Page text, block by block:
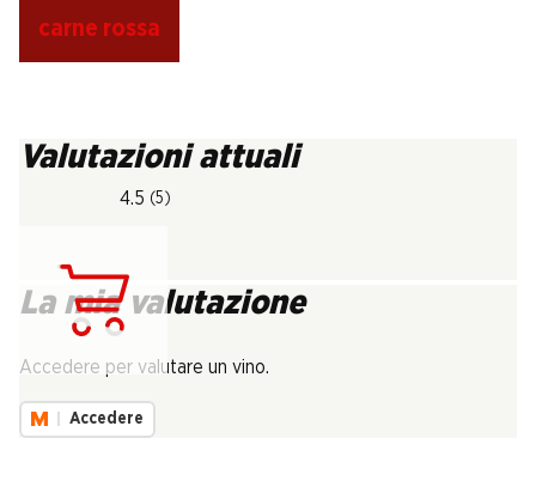
carne rossa
Valutazioni attuali
4.5 (5)
La mia valutazione
Accedere per valutare un vino.
Accedere